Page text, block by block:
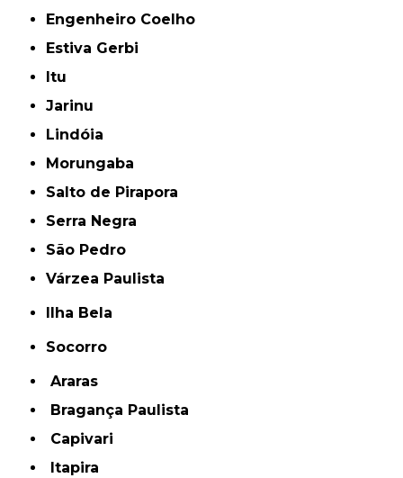
Engenheiro Coelho
Estiva Gerbi
Itu
Jarinu
Lindóia
Morungaba
Salto de Pirapora
Serra Negra
São Pedro
Várzea Paulista
Ilha Bela
Socorro
Araras
Bragança Paulista
Capivari
Itapira